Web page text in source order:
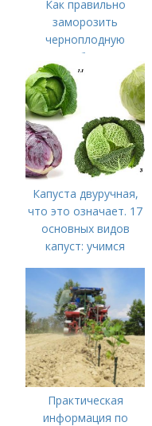
Как правильно
заморозить
черноплодную
рябину
Капуста двуручная,
что это означает. 17
основных видов
капуст: учимся
Практическая
информация по